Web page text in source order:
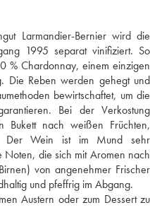
Larmandier-Bernier wird die
1995 separat vinifiziert. So
% Chardonnay, einem einzigen
Die Reben werden gehegt und
bewirtschaftet, um die
Bei der Verkostung
Bukett nach weißen Früchten,
Der Wein ist im Mund sehr
Noten, die sich mit Aromen nach
von angenehmer Frischer
und pfeffrig im Abgang.
Austern oder zum Dessert zu